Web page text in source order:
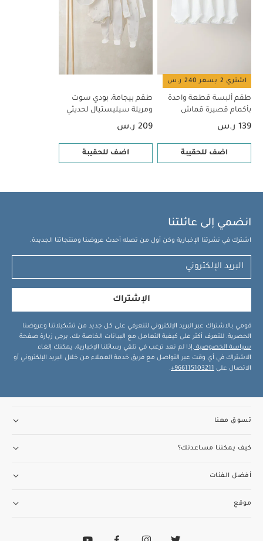
اشتري 2 بسعر 240 ر.س
طقم ألبسة قطعة واحدة
بأكمام قصيرة قماش
عضوي بلون أبيض - 5 قطع
139 ر.س
اضف للحقيبة
طقم بيجامة، بودي سوت
ومريلة سيليستيال لحديثي
الولادة، 5 قطع
209 ر.س
اضف للحقيبة
انضمي إلى عائلتنا
اشترك في نشرتنا الإخبارية وكن أول من تصله أحدث عروضنا ومنتجاتنا الجديدة.
الإشتراك
قومي بالاشتراك عبر البريد الإلكتروني لتتعرفي على كل جديد من تشكيلاتنا وعروضنا
الحصرية. للتعرف أكثر على كيفية التعامل مع البيانات الخاصة بك، يرجى زيارة صفحة
سياسة الخصوصية .إذا لم تعد ترغب في تلقي رسائلنا الإخبارية، يمكنك إلغاء
الاشتراك في أي وقت عبر التواصل مع فريق خدمة العملاء من خلال البريد الإلكتروني أو
الاتصال على 966115103211+
.
تسوق معنا
كيف يمكننا مساعدتك؟
أفضل الفئات
موقع